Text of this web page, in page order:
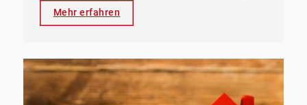
dieser Prozess oft von vielen Entscheidungen
und Schritten begleitet.
Mehr erfahren